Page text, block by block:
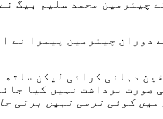
محمد سلیم بیگ
چیئرمین پیمرا نے
دہانی کرائی لیکن
صورت برداشت نہیں کیا
میں کوئی نرمی نہیں برتی